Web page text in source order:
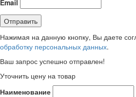
Email
Нажимая на данную кнопку, Вы даете
обработку персональных данных.
Ваш запрос успешно отправлен!
Уточнить цену на товар
Наименование